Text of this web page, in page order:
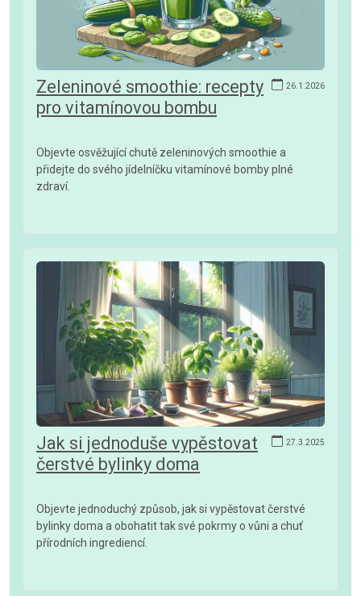
26.1.2026
Zeleninové smoothie: recepty
pro vitamínovou bombu
Objevte osvěžující chutě zeleninových smoothie a
přidejte do svého jídelníčku vitamínové bomby plné
zdraví.
27.3.2025
Jak si jednoduše vypěstovat
čerstvé bylinky doma
Objevte jednoduchý způsob, jak si vypěstovat čerstvé
bylinky doma a obohatit tak své pokrmy o vůni a chuť
přírodních ingrediencí.